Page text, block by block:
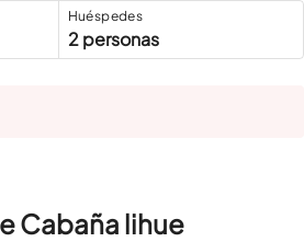
Huéspedes
2 personas
Cabaña lihue